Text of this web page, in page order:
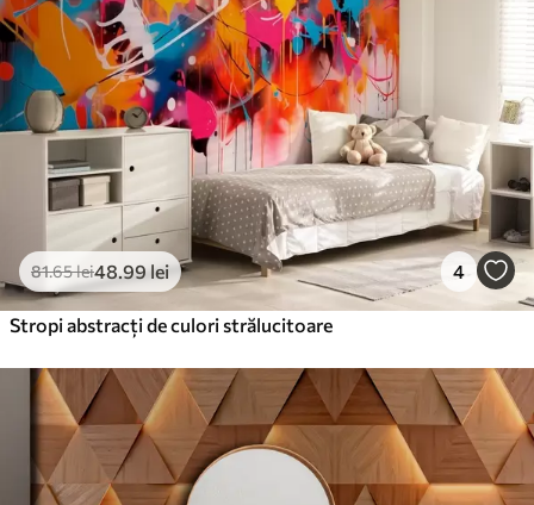
220.02132 .01lei/m²
Vinil Premium
250.00150.00lei/m²
Peel and Stick
300.00 .00 /m²
81.65lei48.99lei 4
Stropi abstracți de culori strălucitoare